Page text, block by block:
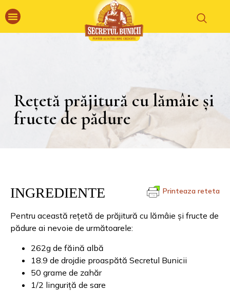
Rețetă prăjitură cu lămâie și
fructe de pădure
Printeaza reteta
INGREDIENTE
Pentru această rețetă de prăjitură cu lămâie și fructe de
pădure ai nevoie de următoarele:
262g de făină albă
18.9 de drojdie proaspătă Secretul Bunicii
50 grame de zahăr
1/2 linguriță de sare